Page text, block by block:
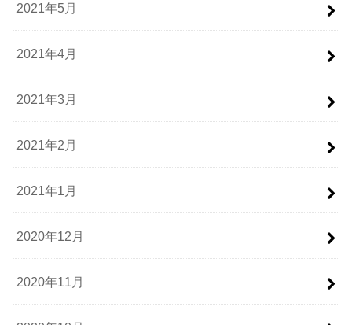
2021年5月
2021年4月
2021年3月
2021年2月
2021年1月
2020年12月
2020年11月